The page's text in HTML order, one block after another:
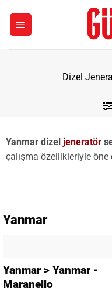
Dizel
Yanmar dizel jeneratör
çalışma özellikleriyle
Yanmar
Yanmar > Yanmar -
Maranello